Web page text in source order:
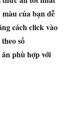
màu của bạn dễ
cách click vào
số
phù hợp với